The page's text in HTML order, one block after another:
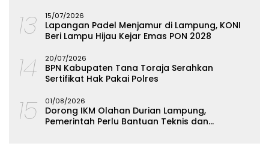
13 15/07/2026
Lapangan Padel Menjamur di Lampung, KONI
Beri Lampu Hijau Kejar Emas PON 2028
14 20/07/2026
BPN Kabupaten Tana Toraja Serahkan
Sertifikat Hak Pakai Polres
15 01/08/2026
Dorong IKM Olahan Durian Lampung,
Pemerintah Perlu Bantuan Teknis dan